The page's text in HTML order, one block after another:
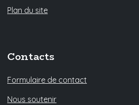
Plan du site
Contacts
Formulaire de contact
Nous soutenir